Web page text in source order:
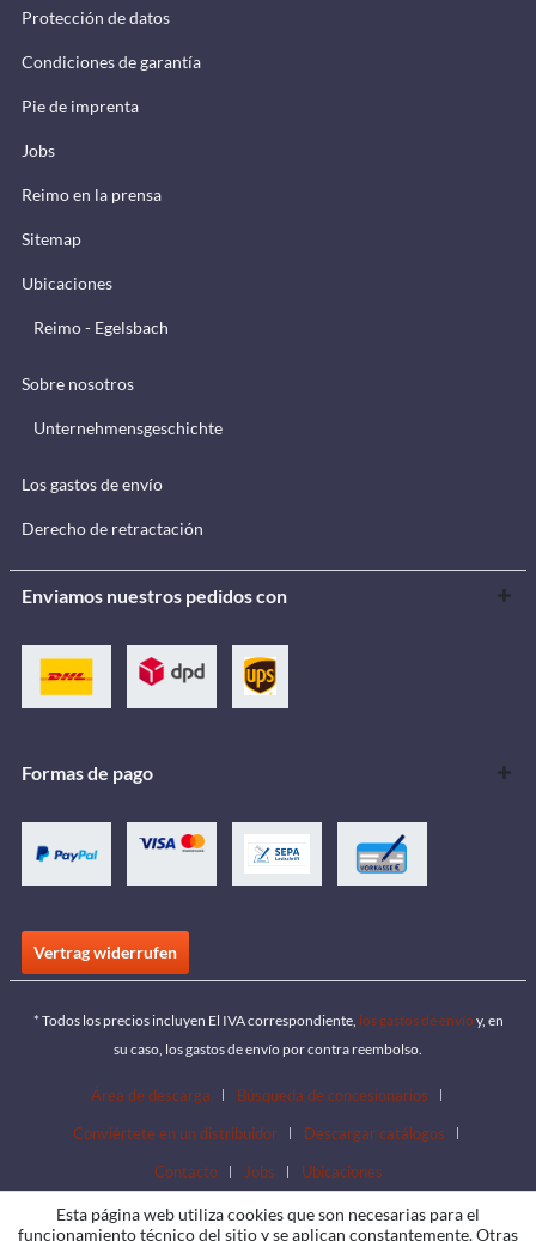
Protección de datos
Condiciones de garantía
Pie de imprenta
Jobs
Reimo en la prensa
Sitemap
Ubicaciones
Reimo - Egelsbach
Sobre nosotros
Unternehmensgeschichte
Los gastos de envío
Derecho de retractación
Enviamos nuestros pedidos con
Formas de pago
Vertrag widerrufen
* Todos los precios incluyen El IVA correspondiente, los gastos de envío y, en
su caso, los gastos de envío por contra reembolso.
Área de descarga
Búsqueda de concesionarios
Conviértete en un distribuidor
Descargar catálogos
Contacto
Jobs Ubicaciones
Esta página web utiliza cookies que son necesarias para el
funcionamiento técnico del sitio y se aplican constantemente. Otras